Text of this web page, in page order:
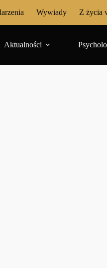
Wywiady Z życia
Aktualności